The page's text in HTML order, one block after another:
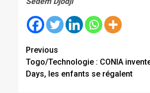
Continue
Reading
Previous
Togo/Technologie : CONIA
Days, les enfants se régalent